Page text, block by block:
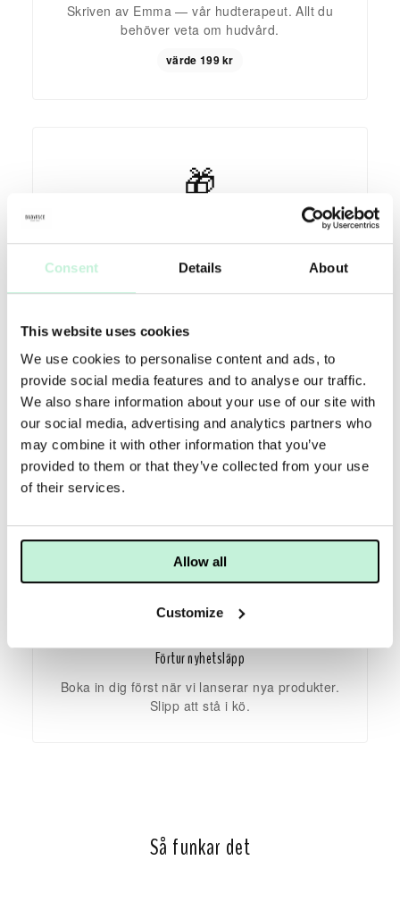
Consent Details About
This website uses cookies
We use cookies to personalise content and ads, to
provide social media features and to analyse our traffic.
We also share information about your use of our site with
our social media, advertising and analytics partners who
may combine it with other information that you’ve
provided to them or that they’ve collected from your use
of their services.
Allow all
Customize
Skriven av Emma — vår hudterapeut. Allt du
behöver veta om hudvård.
värde 199 kr
🎁
och tävlingar.
✨
Extra prover
Vi lägger till kompletterande prover i dina
beställningar när det är möjligt.
🔔
Förtur nyhetsläpp
Boka in dig först när vi lanserar nya produkter.
Slipp att stå i kö.
Så funkar det